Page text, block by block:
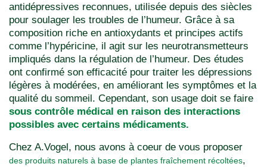
antidépressives reconnues, utilisée depuis des siècles
pour soulager les troubles de l’humeur. Grâce à sa
composition riche en antioxydants et principes actifs
comme l’hypéricine, il agit sur les neurotransmetteurs
impliqués dans la régulation de l’humeur. Des études
ont confirmé son efficacité pour traiter les dépressions
légères à modérées, en améliorant les symptômes et la
qualité du sommeil. Cependant, son usage doit se faire
sous contrôle médical en raison des interactions
possibles avec certains médicaments.
Chez A.Vogel, nous avons à coeur de vous proposer
des produits naturels à base de plantes fraîchement récoltées,